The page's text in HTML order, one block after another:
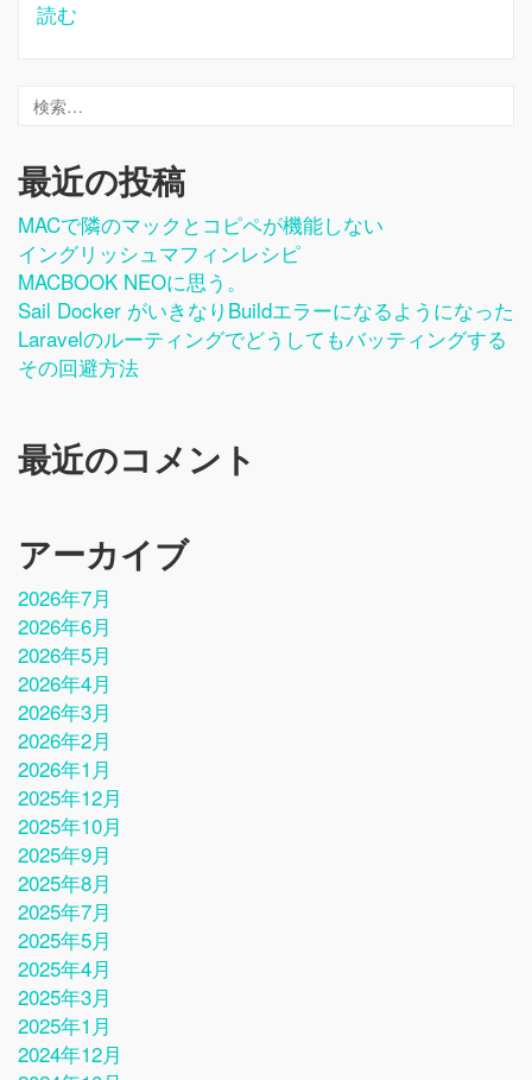
読む
最近の投稿
MACで隣のマックとコピペが機能しない
イングリッシュマフィンレシピ
MACBOOK NEOに思う。
Sail Docker がいきなりbuildエラーになるようになった
Laravelのルーティングでどうしてもバッティングする
その回避方法
最近のコメント
アーカイブ
2026年7月
2026年6月
2026年5月
2026年4月
2026年3月
2026年2月
2026年1月
2025年12月
2025年10月
2025年9月
2025年8月
2025年7月
2025年5月
2025年4月
2025年3月
2025年1月
2024年12月